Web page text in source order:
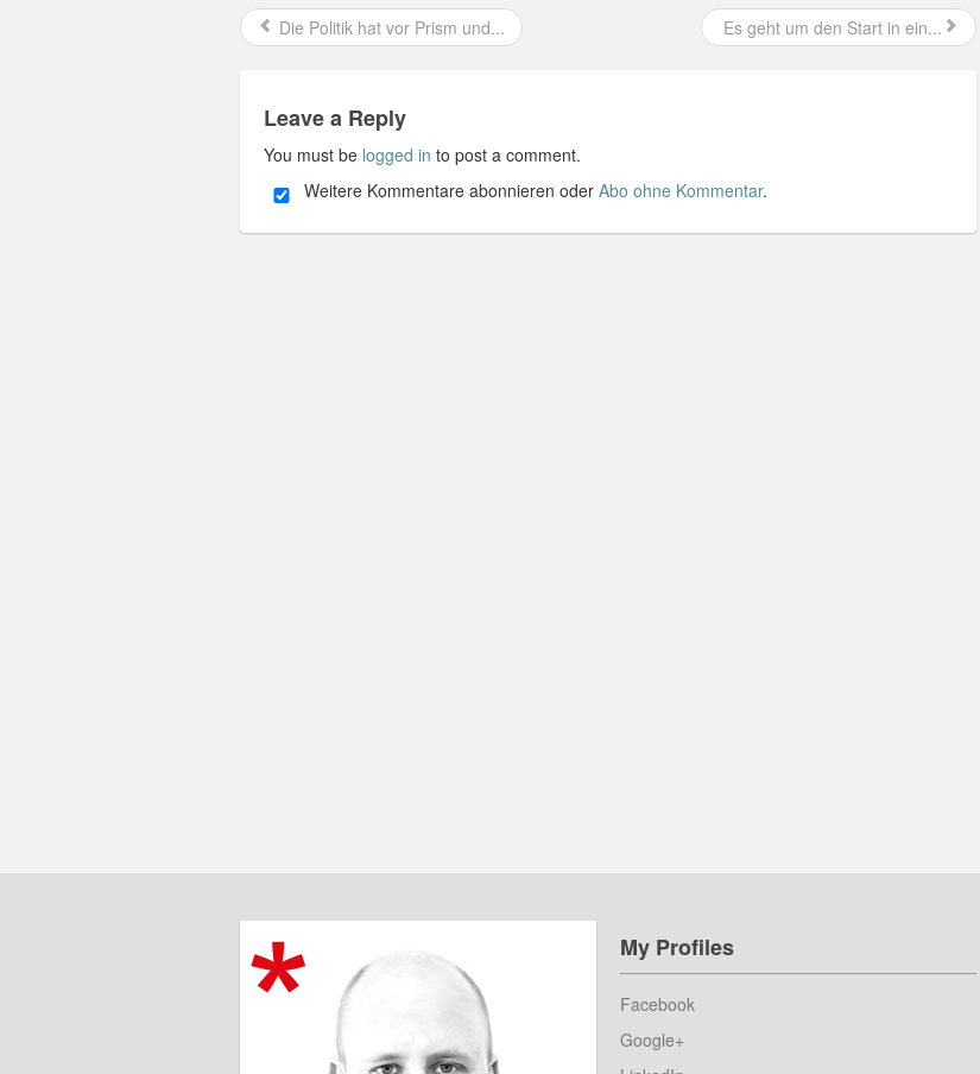
Die Politik hat vor Prism und... Es geht um den Start in ein...
Leave a Reply
You must be logged in to post a comment.
Weitere Kommentare abonnieren oder Abo ohne Kommentar.
My Profiles
Facebook
Google+